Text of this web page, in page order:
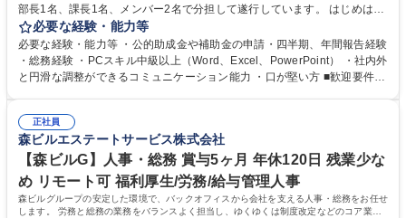
部長1名、課長1名、メンバー2名で分担して遂行しています。 はじめは担
当者として業務を覚えていただき、ゆくゆくはリーダーやマネージャーポ
ジションとして活躍いただくことを期待しています。 【総務・人事グルー
プの業務内容】 ・人事制度関連 ・採用活動 ・教育研修の企画、実行 ・勤
怠管理 ・官公庁への各種提出 ・法定の会議運営（評議員会、理事会） ・
管理 ・福利厚生関連 ・職員からの問合せ、相談対応 ・その他日常の総務
業務全般 募集職種 【東京／文京区】公益財団法人の総務人事業務／年間
休日125日
必要な経験・能力等
必要な経験・能力等 ・公的助成金や補助金の申請・四半期、年間報告経験
・総務経験 ・PCスキル中級以上（Word、Excel、PowerPoint） ・社内外
と円滑な調整ができるコミュニケーション能力 ・口が堅い方 ■歓迎要件
正社員
森ビルエステートサービス株式会社
【森ビルG】人事・総務 賞与5ヶ月 年休120日 残業少な
め リモート可 福利厚生/労務/給与管理人事
森ビルグループの安定した環境で、バックオフィスから会社を支える人事・総務をお任せ
します。 労務と総務の業務をバランスよく担当し、ゆくゆくは制度改定などのコア業務